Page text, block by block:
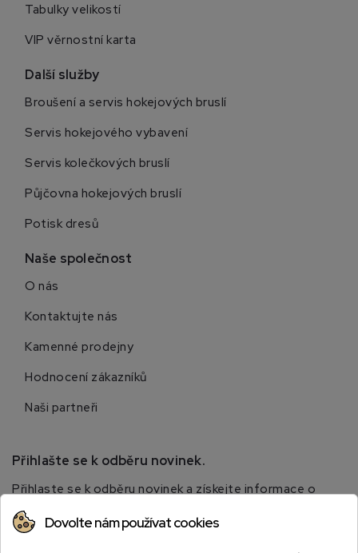
Tabulky velikostí
VIP věrnostní karta
Další služby
Broušení a servis hokejových bruslí
Servis hokejového vybavení
Servis kolečkových bruslí
Půjčovna hokejových bruslí
Potisk dresů
Naše společnost
O nás
Kontaktujte nás
Kamenné prodejny
Hodnocení zákazníků
Naši partneři
Přihlašte se k odběru novinek.
Přihlaste se k odběru novinek a získejte informace o
speciálních slevách.
Dovolte nám používat cookies